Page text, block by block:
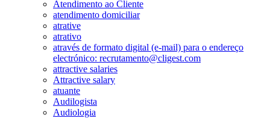
Atendimento ao Cliente
atendimento domiciliar
atrative
atrativo
através de formato digital (e-mail) para o endereço
electrónico: recrutamento@cligest.com
attractive salaries
Attractive salary
atuante
Audilogista
Audiologia